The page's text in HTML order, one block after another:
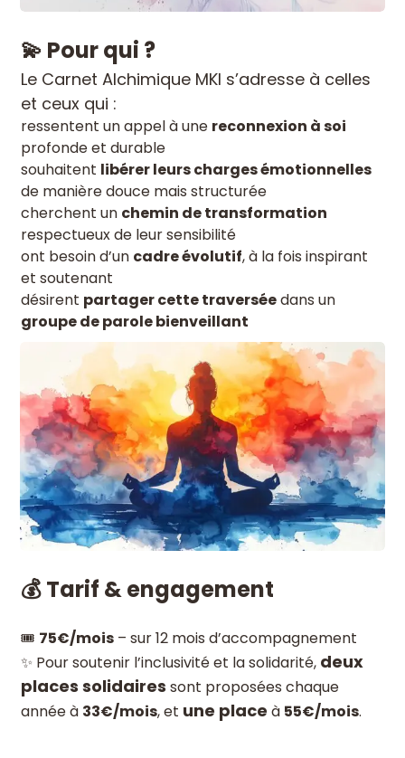
💫 Pour qui ?
Le Carnet Alchimique MKI s’adresse à celles
et ceux qui :
ressentent un appel à une reconnexion à soi
profonde et durable
souhaitent libérer leurs charges émotionnelles
de manière douce mais structurée
cherchent un chemin de transformation
respectueux de leur sensibilité
ont besoin d’un cadre évolutif, à la fois inspirant
et soutenant
désirent partager cette traverséedans un
groupe de parole bienveillant
💰 Tarif & engagement
🎟️ 75€/mois– sur 12 mois d’accompagnement
✨ Pour soutenir l’inclusivité et la solidarité, deux
places solidaires sont proposées chaque
année à 33€/mois, et une place à 55€/mois.